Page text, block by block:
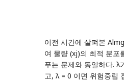
이전 시간에 살펴본
여 물량 (xj)의 최적 분포
푸는 문제와 동일하다.
고, λ = 0 이면 위험중립